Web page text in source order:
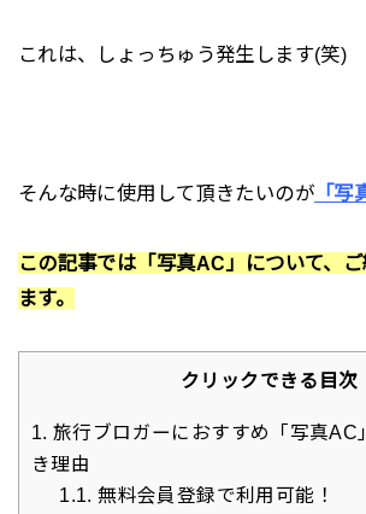
これは、しょっちゅう発生します(笑)
そんな時に使用して頂きたいのが 「写
この記事では「写真AC」について、
ます。
クリックできる目次
1. 旅行ブロガーにおすすめ「写真AC
き理由
1.1. 無料会員登録で利用可能！